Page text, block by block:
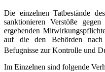
Die einzelnen Tatbestände
sanktionieren Verstöße
ergebenden
auf die den Behörden
Befugnisse zur Kontrolle und
Im Einzelnen sind folgende